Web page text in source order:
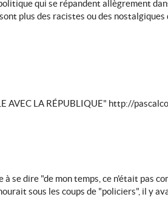
qui se répandent allègrement
plus des racistes ou des
AVEC LA RÉPUBLIQUE" http://
se dire "de mon temps, ce n'était pas
sous les coups de "policiers", il y